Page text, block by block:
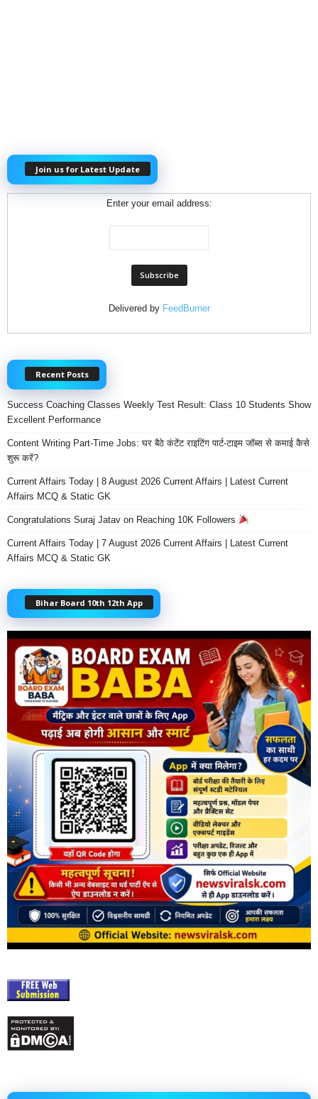
Join us for Latest Update
Enter your email address:
Delivered by FeedBurner
Recent Posts
Success Coaching Classes Weekly Test Result: Class 10 Students Show
Excellent Performance
Content Writing Part-Time Jobs: घर बैठे कंटेंट राइटिंग पार्ट-टाइम जॉब्स से कमाई कैसे
शुरू करें?
Current Affairs Today | 8 August 2026 Current Affairs | Latest Current
Affairs MCQ & Static GK
Congratulations Suraj Jatav on Reaching 10K Followers
Current Affairs Today | 7 August 2026 Current Affairs | Latest Current
Affairs MCQ & Static GK
Bihar Board 10th 12th App